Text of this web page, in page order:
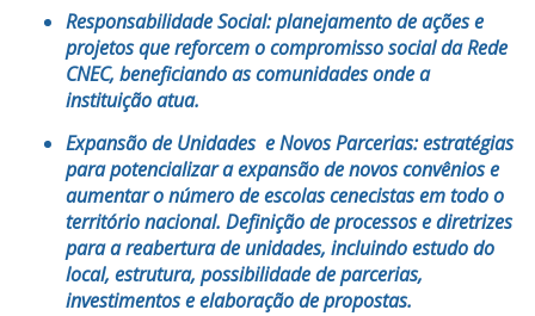
Responsabilidade Social:planejamento de ações e
projetos que reforcem o compromisso social da Rede
CNEC, beneficiando as comunidades onde a
instituição atua.
Expansão de Unidades e Novos Parcerias:estratégias
para potencializar a expansão de novos convênios e
aumentar o número de escolas cenecistas em todo o
território nacional. Definição de processos e diretrizes
para a reabertura de unidades, incluindo estudo do
local, estrutura, possibilidade de parcerias,
investimentos e elaboração de propostas.